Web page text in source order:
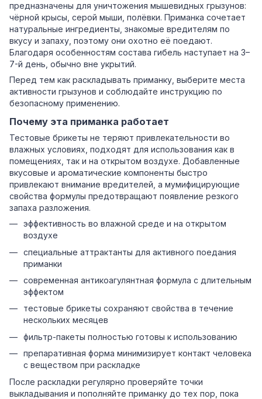
предназначены для уничтожения мышевидных грызунов:
чёрной крысы, серой мыши, полёвки. Приманка сочетает
натуральные ингредиенты, знакомые вредителям по
вкусу и запаху, поэтому они охотно её поедают.
Благодаря особенностям состава гибель наступает на 3–
7-й день, обычно вне укрытий.
Перед тем как раскладывать приманку, выберите места
активности грызунов и соблюдайте инструкцию по
безопасному применению.
Почему эта приманка работает
Тестовые брикеты не теряют привлекательности во
влажных условиях, подходят для использования как в
помещениях, так и на открытом воздухе. Добавленные
вкусовые и ароматические компоненты быстро
привлекают внимание вредителей, а мумифицирующие
свойства формулы предотвращают появление резкого
запаха разложения.
эффективность во влажной среде и на открытом
воздухе
специальные аттрактанты для активного поедания
приманки
современная антикоагулянтная формула с длительным
эффектом
тестовые брикеты сохраняют свойства в течение
нескольких месяцев
фильтр-пакеты полностью готовы к использованию
препаративная форма минимизирует контакт человека
с веществом при раскладке
После раскладки регулярно проверяйте точки
выкладывания и пополняйте приманку до тех пор, пока